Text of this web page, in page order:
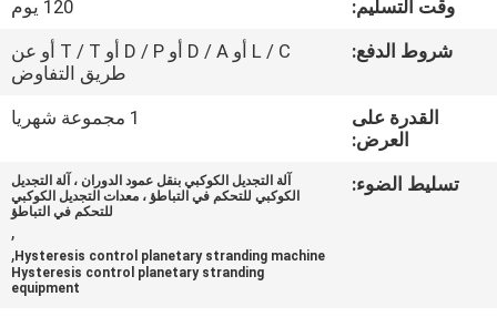
اتصل
وقت التسليم:
120 يوم
شروط الدفع:
L / C أو D / A أو D / P أو T / T أو عن
طريق التفاوض
القدرة على
العرض:
1 مجموعة شهريا
تسليط الضوء:
آلة التجديل الكوكبي بنقل عمود الدوران ، آلة التجديل
الكوكبي للتحكم في التباطؤ ، معدات التجديل الكوكبي
للتحكم في التباطؤ
,
Hysteresis control planetary stranding machine
,
Hysteresis control planetary stranding
equipment